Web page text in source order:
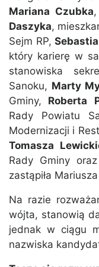
Mariana Czubka
Daszyka,
Sejm RP,
który karierę w
stanowiska
Sanoku, Marty
Gminy, Roberta
Rady Powiatu
Modernizacji i
Tomasza
Rady Gminy
zastąpiła
Na razie
wójta, stanowią
jednak w ciągu
nazwiska